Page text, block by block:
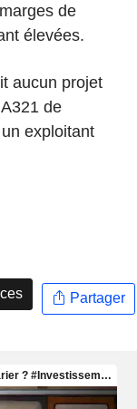
de
élevées.
aucun projet
de
exploitant
Partager